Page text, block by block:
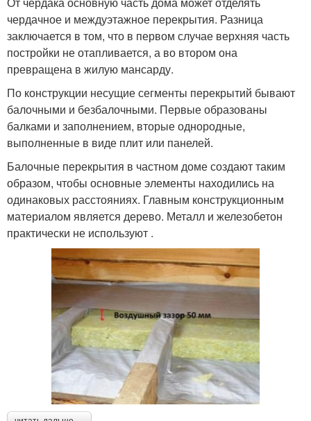
чердачное и междуэтажное перекрытия. Разница
заключается в том, что в первом случае верхняя часть
постройки не отапливается, а во втором она
превращена в жилую мансарду.
По конструкции несущие сегменты перекрытий бывают
балочными и безбалочными. Первые образованы
балками и заполнением, вторые однородные,
выполненные в виде плит или панелей.
Балочные перекрытия в частном доме создают таким
образом, чтобы основные элементы находились на
одинаковых расстояниях. Главным конструкционным
материалом является дерево. Металл и железобетон
практически не используют .